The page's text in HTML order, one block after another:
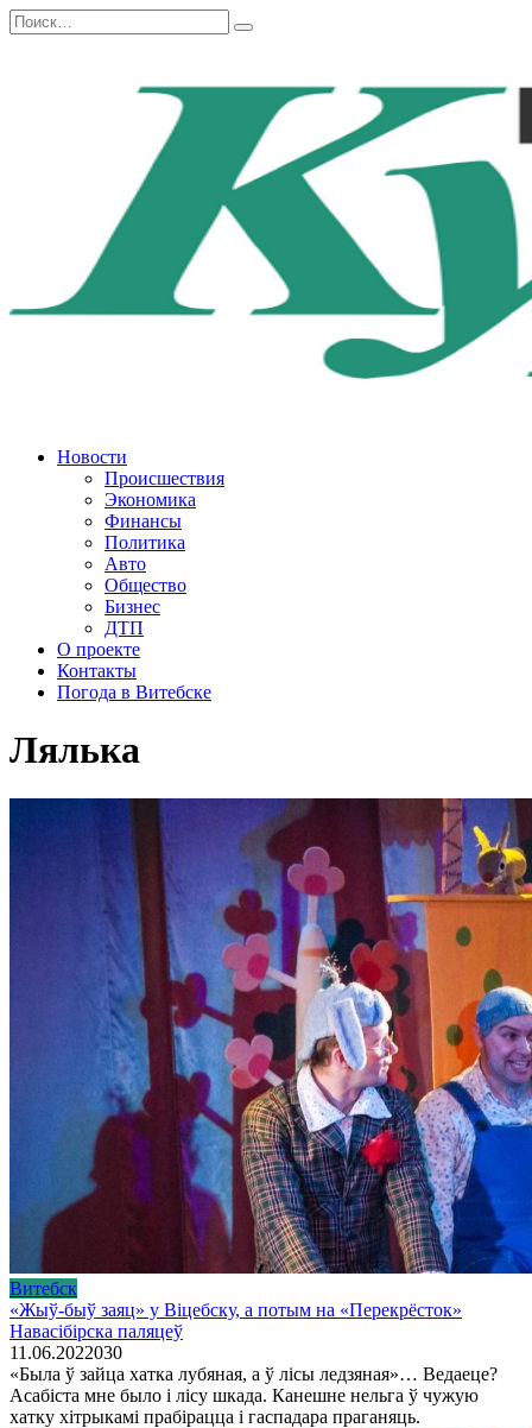
Перейти
к
Search
for:
Новости
Происшествия
Экономика
Финансы
Политика
Авто
Общество
Бизнес
ДТП
О проекте
Контакты
Погода в Витебске
Лялька
Витебск
«Жыў-быў заяц» у Віцебску, а потым на «Перекрёсток»
Навасібірска паляцеў
11.06.2022030
«Была ў зайца хатка лубяная, а ў лісы ледзяная»… Ведаеце?
Асабіста мне было і лісу шкада. Канешне нельга ў чужую
хатку хітрыкамі прабірацца і гаспадара праганяць.